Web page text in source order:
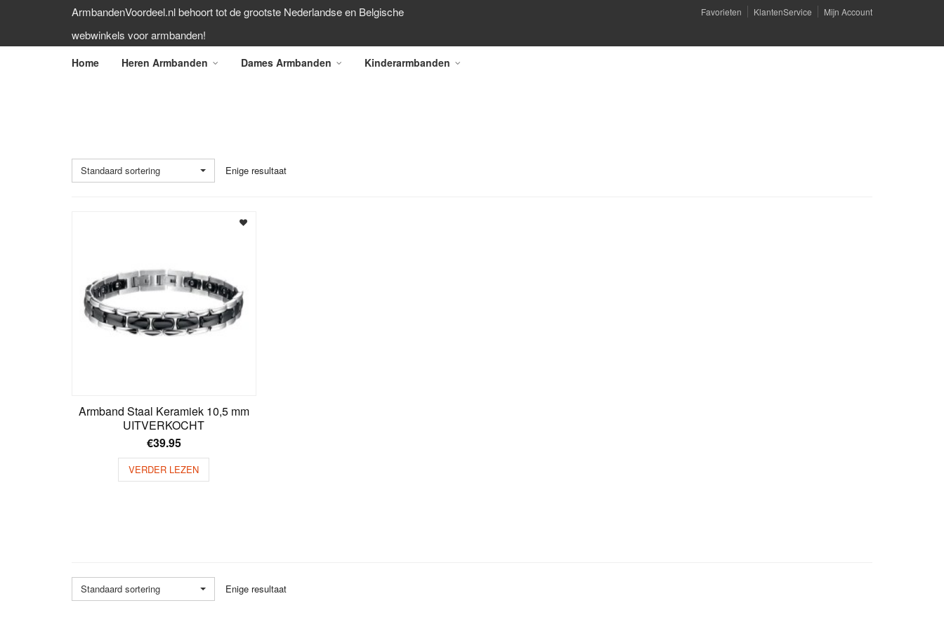
ArmbandenVoordeel.nl behoort tot de grootste Nederlandse en Belgische
webwinkels voor armbanden!
Favorieten KlantenService Mijn Account
Home Heren Armbanden Dames Armbanden Kinderarmbanden
Standaard sortering Enige resultaat
Armband Staal Keramiek 10,5 mm
UITVERKOCHT
€39.95
VERDER LEZEN
Standaard sortering Enige resultaat